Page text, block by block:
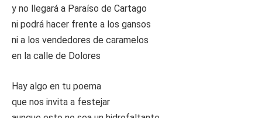
y no llegará a Paraíso de Cartago
ni podrá hacer frente a los gansos
ni a los vendedores de caramelos
en la calle de Dolores
Hay algo en tu poema
que nos invita a festejar